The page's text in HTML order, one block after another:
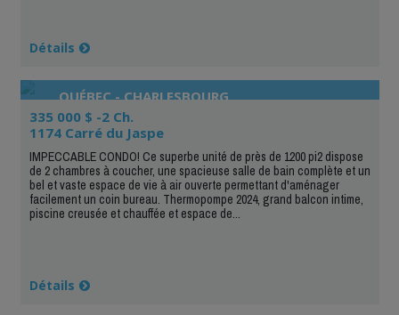
Détails
QUÉBEC - CHARLESBOURG
335 000 $ -2 Ch.
1174 Carré du Jaspe
IMPECCABLE CONDO! Ce superbe unité de près de 1200 pi2 dispose
de 2 chambres à coucher, une spacieuse salle de bain complète et un
bel et vaste espace de vie à air ouverte permettant d'aménager
facilement un coin bureau. Thermopompe 2024, grand balcon intime,
piscine creusée et chauffée et espace de...
Détails